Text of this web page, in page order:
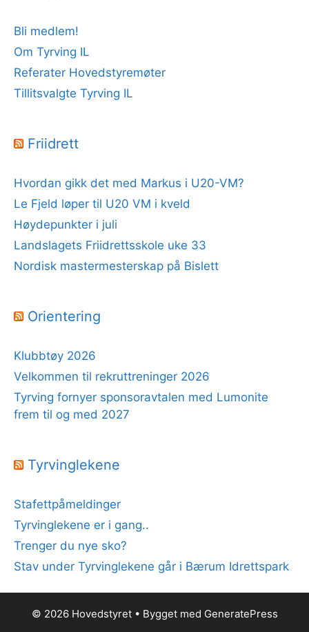
Bli medlem!
Om Tyrving IL
Referater Hovedstyremøter
Tillitsvalgte Tyrving IL
Friidrett
Hvordan gikk det med Markus i U20-VM?
Le Fjeld løper til U20 VM i kveld
Høydepunkter i juli
Landslagets Friidrettsskole uke 33
Nordisk mastermesterskap på Bislett
Orientering
Klubbtøy 2026
Velkommen til rekruttreninger 2026
Tyrving fornyer sponsoravtalen med Lumonite
frem til og med 2027
Tyrvinglekene
Stafettpåmeldinger
Tyrvinglekene er i gang..
Trenger du nye sko?
Stav under Tyrvinglekene går i Bærum Idrettspark
© 2026 Hovedstyret• Bygget med GeneratePress